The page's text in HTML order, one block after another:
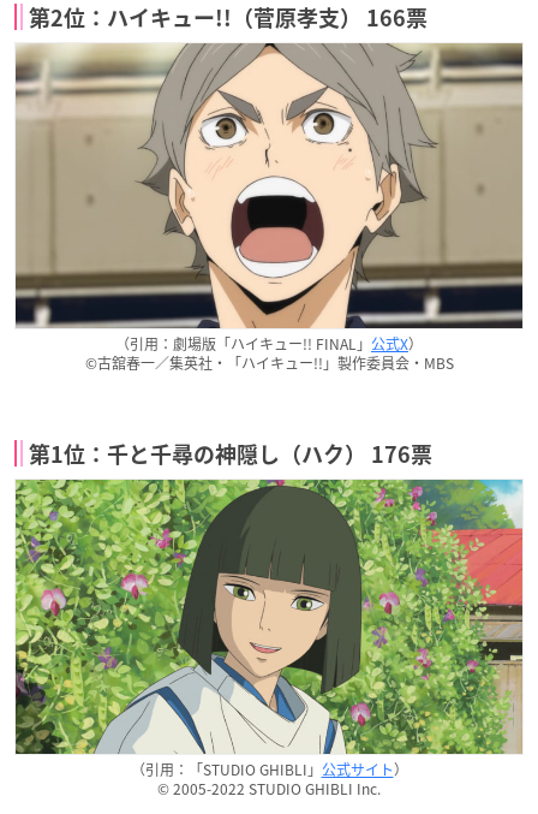
第2位：ハイキュー!!（菅原孝支） 166票
（引用：劇場版「ハイキュー!! FINAL」 公式X）
©古舘春一／集英社・「ハイキュー!!」製作委員会・MBS
第1位：千と千尋の神隠し（ハク） 176票
（引用：「STUDIO GHIBLI」 公式サイト）
© 2005-2022 STUDIO GHIBLI Inc.